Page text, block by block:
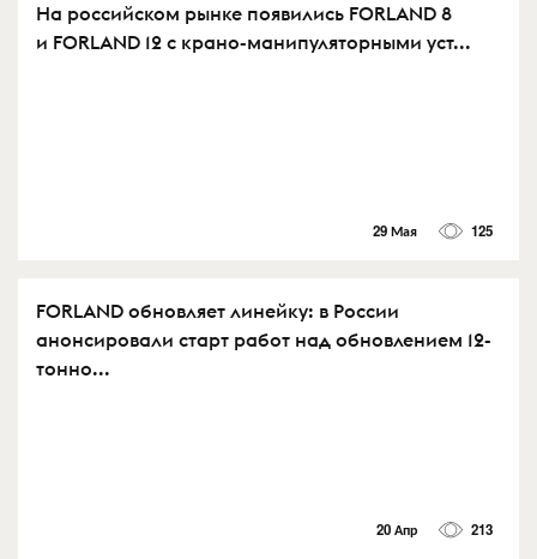
На российском рынке появились FORLAND 8
и FORLAND 12 с крано-манипуляторными уст...
29 Мая 125
FORLAND обновляет линейку: в России
анонсировали старт работ над обновлением 12-
тонно...
20 Апр 213